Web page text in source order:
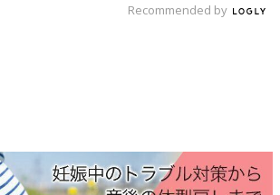
Recommended by